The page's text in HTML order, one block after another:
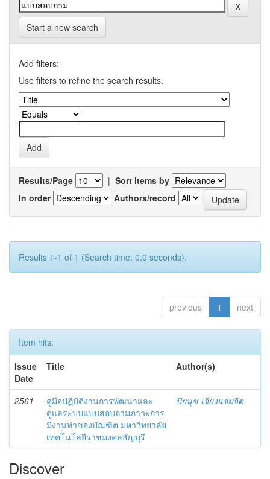
Start a new search
Add filters:
Use filters to refine the search results.
Results/Page | Sort items by
In order
Authors/record
Results 1-1 of 1 (Search time: 0.0 seconds).
previous 1 next
Item hits:
Issue
Date
Title Author(s)
2561
คู่มือปฏิบัติงานการพัฒนาและ
ดูแลระบบแบบสอบถามภาวะการ
มีงานทำของบัณฑิต มหาวิทยาลัย
เทคโนโลยีราชมงคลธัญบุรี
ปิยนุช เจียงแจ่มจิต
Discover